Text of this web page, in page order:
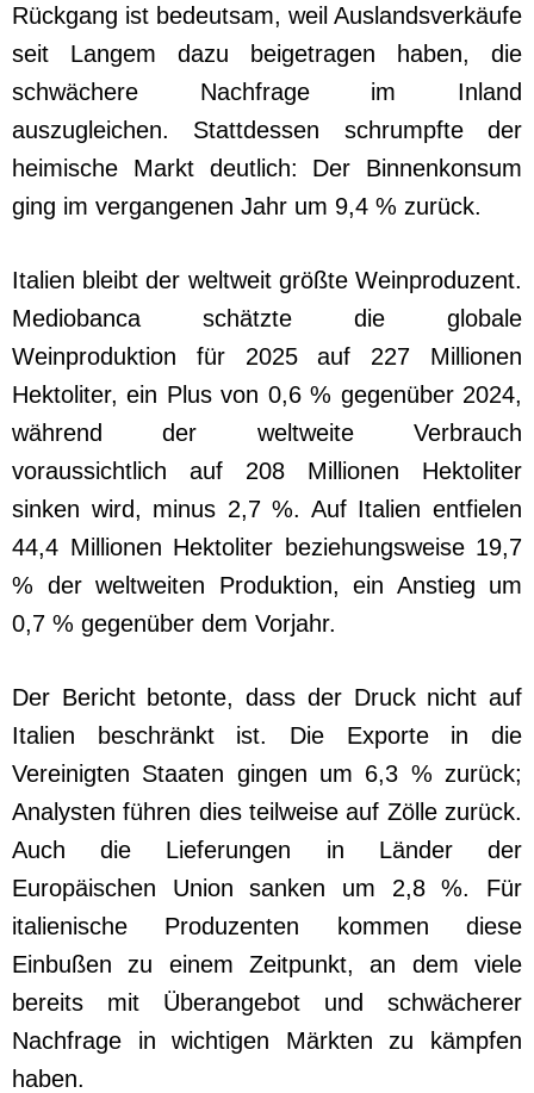
Rückgang ist bedeutsam, weil Auslandsverkäufe
seit Langem dazu beigetragen haben, die
schwächere Nachfrage im Inland
auszugleichen. Stattdessen schrumpfte der
heimische Markt deutlich: Der Binnenkonsum
ging im vergangenen Jahr um 9,4 % zurück.
Italien bleibt der weltweit größte Weinproduzent.
Mediobanca schätzte die globale
Weinproduktion für 2025 auf 227 Millionen
Hektoliter, ein Plus von 0,6 % gegenüber 2024,
während der weltweite Verbrauch
voraussichtlich auf 208 Millionen Hektoliter
sinken wird, minus 2,7 %. Auf Italien entfielen
44,4 Millionen Hektoliter beziehungsweise 19,7
% der weltweiten Produktion, ein Anstieg um
0,7 % gegenüber dem Vorjahr.
Der Bericht betonte, dass der Druck nicht auf
Italien beschränkt ist. Die Exporte in die
Vereinigten Staaten gingen um 6,3 % zurück;
Analysten führen dies teilweise auf Zölle zurück.
Auch die Lieferungen in Länder der
Europäischen Union sanken um 2,8 %. Für
italienische Produzenten kommen diese
Einbußen zu einem Zeitpunkt, an dem viele
bereits mit Überangebot und schwächerer
Nachfrage in wichtigen Märkten zu kämpfen
haben.